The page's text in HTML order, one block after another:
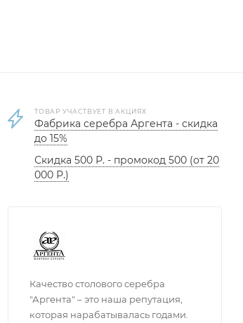
ТОВАР УЧАСТВУЕТ В АКЦИЯХ
Фабрика серебра Аргента - скидка
до 15%
Скидка 500 Р. - промокод 500 (от 20
000 Р.)
Качество столового серебра
"Аргента" – это наша репутация,
которая нарабатывалась годами.